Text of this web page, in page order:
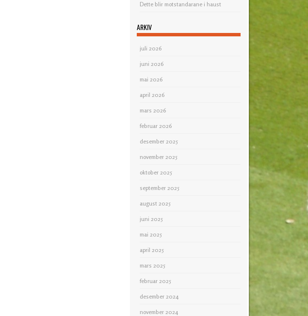
Dette blir motstandarane i haust
ARKIV
juli 2026
juni 2026
mai 2026
april 2026
mars 2026
februar 2026
desember 2025
november 2025
oktober 2025
september 2025
august 2025
juni 2025
mai 2025
april 2025
mars 2025
februar 2025
desember 2024
november 2024